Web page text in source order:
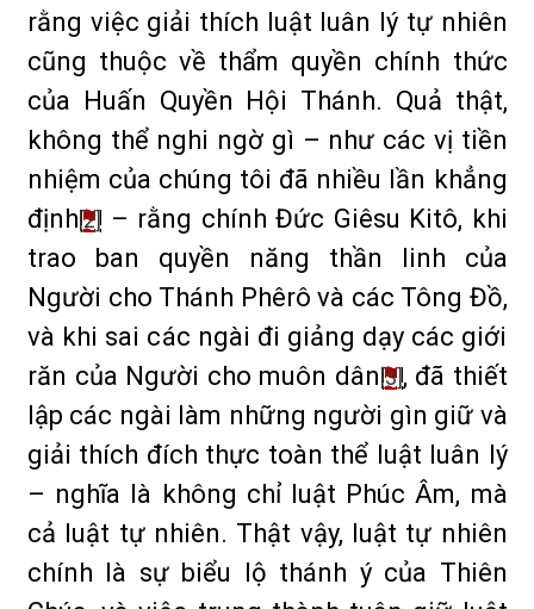
rằng việc giải thích luật luân lý tự nhiên
cũng thuộc về thẩm quyền chính thức
của Huấn Quyền Hội Thánh. Quả thật,
không thể nghi ngờ gì – như các vị tiền
nhiệm của chúng tôi đã nhiều lần khẳng
định[2] – rằng chính Đức Giêsu Kitô, khi
trao ban quyền năng thần linh của
Người cho Thánh Phêrô và các Tông Đồ,
và khi sai các ngài đi giảng dạy các giới
răn của Người cho muôn dân[3], đã thiết
lập các ngài làm những người gìn giữ và
giải thích đích thực toàn thể luật luân lý
– nghĩa là không chỉ luật Phúc Âm, mà
cả luật tự nhiên. Thật vậy, luật tự nhiên
chính là sự biểu lộ thánh ý của Thiên